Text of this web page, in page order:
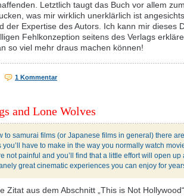
Letztlich taugt das Buch vor allem
was mir wirklich unerklärlich ist
der Expertise des Autors. Ich kann mir dieses
Fehlkonzeption seitens des Verlags
so viel mehr draus machen können!
1 Kommentar
and Lone Wolves
to samurai films (or Japanese films in general) there
you’ll have to make in the way you normally watch
not painful and you’ll find that a little effort will open up
great cinematic experiences you can enjoy for
Zitat aus dem Abschnitt „This is Not Hollywood“